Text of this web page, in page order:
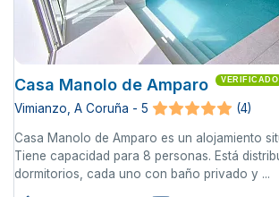
Casa Manolo de Amparo VERIFICADO
Vimianzo, A Coruña - 5 (4)
Casa Manolo de Amparo es un alojamiento
Tiene capacidad para 8 personas. Está
dormitorios, cada uno con baño privado y ...